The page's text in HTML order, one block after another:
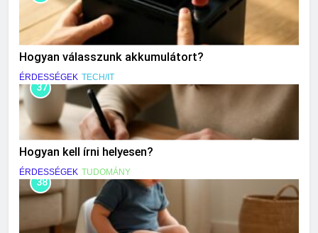
Hogyan válasszunk akkumulátort?
ÉRDESSÉGEK TECH/IT
37
Hogyan kell írni helyesen?
ÉRDESSÉGEK TUDOMÁNY
38